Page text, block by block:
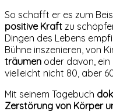
So schafft er es zum
positive Kraft zu
Dingen des Lebens
Bühne inszenieren, von
träumen oder davon, ein
vielleicht nicht 80, aber
Mit seinem Tagebuch
Zerstörung von Körper